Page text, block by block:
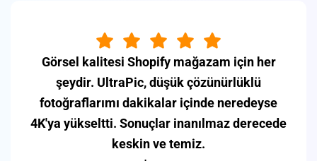
Tedarikçiler genellikle Amazon'un 1000 piksel
gereksinimini karşılamayan küçük ürün
fotoğrafları gönderir. UltraPic, onları
mükemmel bir şekilde 4K'ya yükseltir,
dönüşüm oranlarım anında arttı.